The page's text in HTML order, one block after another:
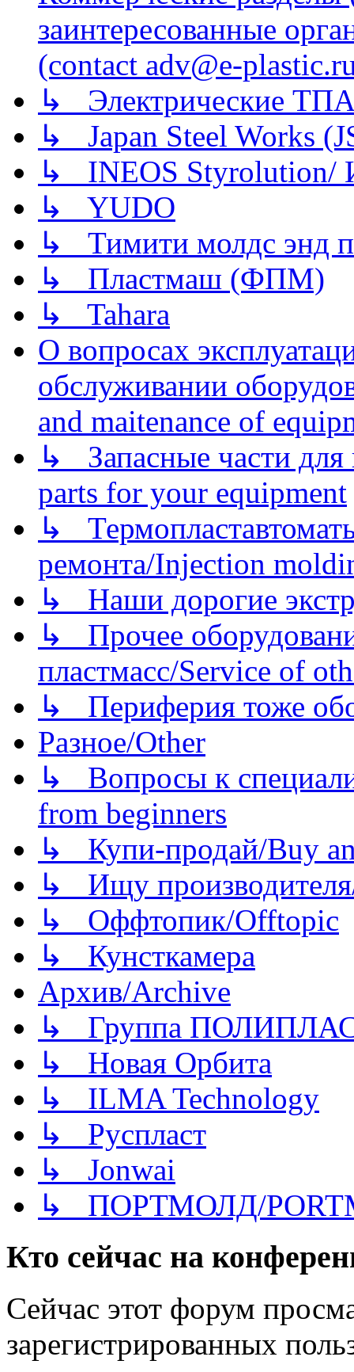
заинтересованные
(contact adv@e-
↳ Электрические
↳ Japan Steel Works
↳ INEOS
↳ YUDO
↳ Тимити молдс энд
↳ Пластмаш (ФПМ)
↳ Tahara
О вопросах
обслуживании
and maitenance of
↳ Запасные части для
parts for your equipment
↳
ремонта/Injection
↳ Наши дорогие
↳ Прочее
пластмасс/Service of
↳ Периферия тоже
Разное/Other
↳ Вопросы к
from beginners
↳ Купи-продай/Buy
↳ Ищу
↳ Оффтопик/Offtopic
↳ Кунсткамера
Архив/Archive
↳ Группа
↳ Новая Орбита
↳ ILMA Technology
↳ Руспласт
↳ Jonwai
↳ ПОРТМОЛД/
Кто сейчас на
Сейчас этот форум
зарегистрированных